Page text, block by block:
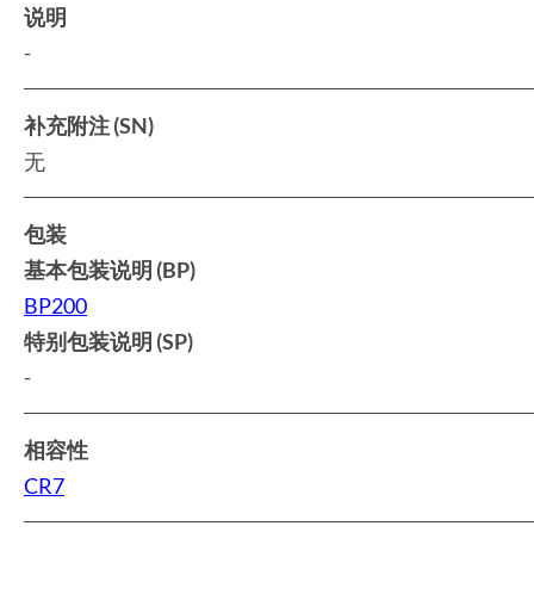
说明
-
补充附注 (SN)
无
包装
基本包装说明 (BP)
BP200
特别包装说明 (SP)
-
相容性
CR7